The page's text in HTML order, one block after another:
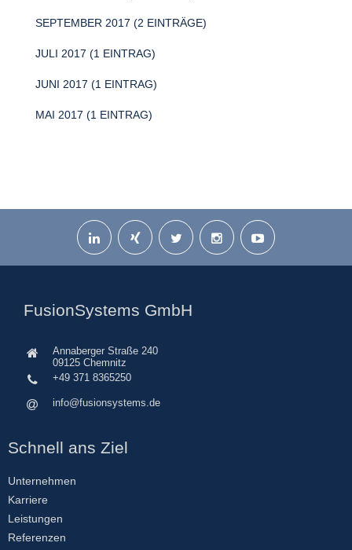
SEPTEMBER 2017 (2 EINTRÄGE)
JULI 2017 (1 EINTRAG)
JUNI 2017 (1 EINTRAG)
MAI 2017 (1 EINTRAG)
FusionSystems GmbH
Annaberger Straße 240
09125 Chemnitz
+49 371 8365250
info@fusionsystems.de
Schnell ans Ziel
Unternehmen
Karriere
Leistungen
Referenzen